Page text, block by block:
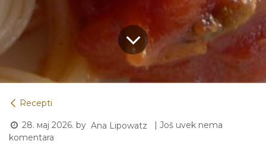
Recepti
28. мај 2026. by Ana Lipowatz
| Još uvek nema
komentara